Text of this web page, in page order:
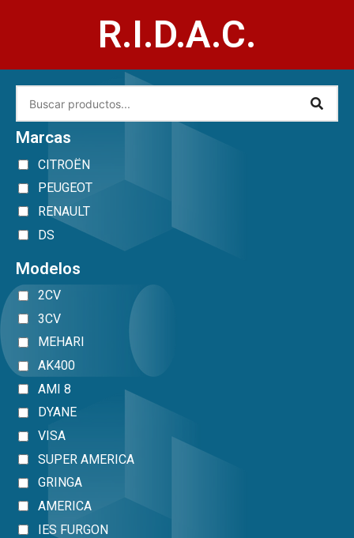
R.I.D.A.C.
Marcas
CITROËN
PEUGEOT
RENAULT
DS
Modelos
2CV
3CV
MEHARI
AK400
AMI 8
DYANE
VISA
SUPER AMERICA
GRINGA
AMERICA
IES FURGON